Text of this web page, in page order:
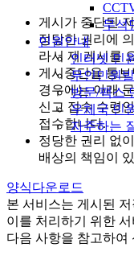
무석
민원안내
인터넷 민
무인민원
방문/팩스
우체국 민
자주하는
게시가 중단된
정당한 권리에
라서 재 게시를
게시중단을 통
경우에는 아래
신고 접수 수령
접수합니다.
정당한 권리 없
배상의 책임이
양식다운로드
본 서비스는 게시된
이를 처리하기 위한
다음 사항을 참고하여